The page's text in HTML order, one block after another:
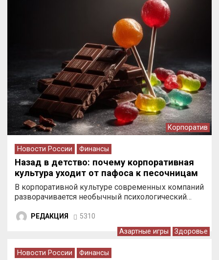
Корпоратив
Новости России Финансы
Назад в детство: почему корпоративная
культура уходит от пафоса к песочницам
В корпоративной культуре современных компаний
разворачивается необычный психологический…
РЕДАКЦИЯ 5310
Азартные игры Здоровье
Новости России Финансы